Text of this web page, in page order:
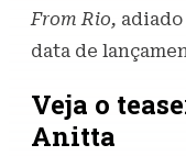
From Rio,
data de
Veja o
Anitta